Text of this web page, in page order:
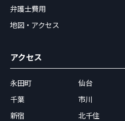
弁護士費用
地図・アクセス
アクセス
永田町 仙台
千葉
市川
新宿
北千住